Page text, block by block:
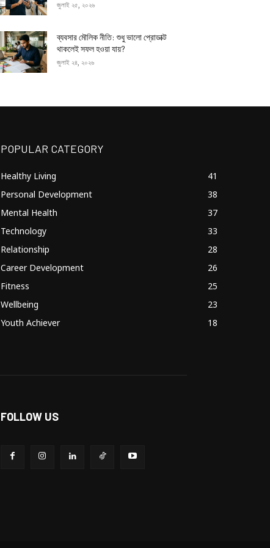
জুলাই ২৫, ২০২৬
ব্যবসার মৌলিক নীতি: শুধু ভালো প্রোডাক্ট
থাকলেই সফল হওয়া যায়?
জুলাই ২৪, ২০২৬
POPULAR CATEGORY
Healthy Living
41
Personal Development
38
Mental Health
37
Technology
33
Relationship
28
Career Development
26
Fitness
25
Wellbeing
23
Youth Achiever
18
FOLLOW US